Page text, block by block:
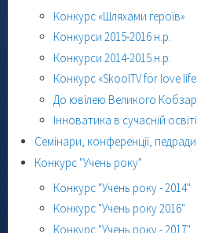
Конкурс «Шляхами героїв»
Конкурси 2015-2016 н.р.
Конкурси 2014-2015 н.р.
Конкурс «SkoolTV for love
До ювілею Великого
Інноватика в сучасній
Семінари, конференції, педради
Конкурс "Учень року"
Конкурс "Учень року - 2014"
Конкурс "Учень року 2016"
Конкурс "Учень року - 2017"